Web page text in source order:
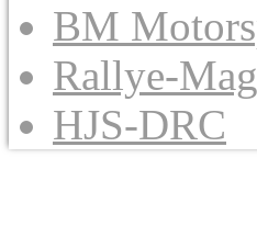
BM
Rallye-
HJS-DRC